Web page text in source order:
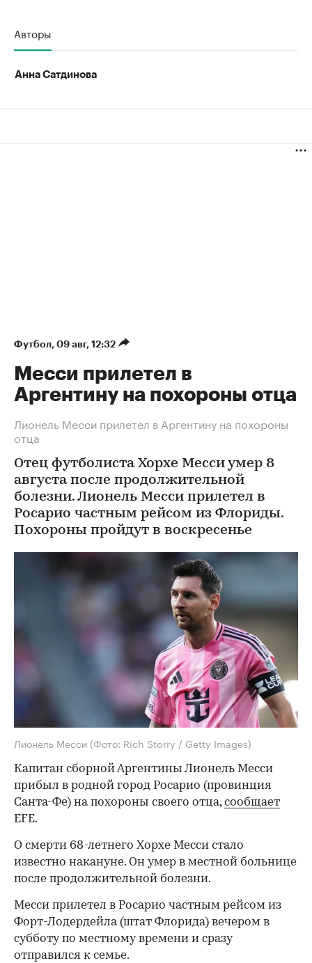
Авторы
Анна Сатдинова
Футбол⁠, 09 авг, 12:32
Месси прилетел в
Аргентину на похороны отца
Лионель Месси прилетел в Аргентину на похороны
отца
Отец футболиста Хорхе Месси умер 8
августа после продолжительной
болезни. Лионель Месси прилетел в
Росарио частным рейсом из Флориды.
Похороны пройдут в воскресенье
Лионель Месси (Фото: Rich Storry / Getty Images)
Капитан сборной Аргентины Лионель Месси
прибыл в родной город Росарио (провинция
Санта-Фе) на похороны своего отца,сообщает
EFE.
О смерти 68-летнего Хорхе Месси стало
известно накануне. Он умер в местной больнице
после продолжительной болезни.
Месси прилетел в Росарио частным рейсом из
Форт-Лодердейла (штат Флорида) вечером в
субботу по местному времени и сразу
отправился к семье.